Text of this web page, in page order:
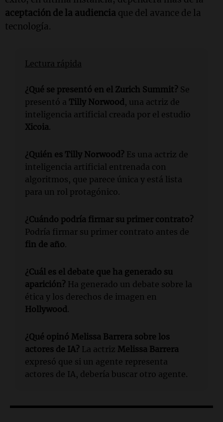
aceptación de la audiencia que del avance de la
tecnología.
Lectura rápida
¿Qué se presentó en el Zurich Summit? Se
presentó a Tilly Norwood , una actriz de
inteligencia artificial creada por el estudio
Xicoia.
¿Quién es Tilly Norwood? Es una actriz de
inteligencia artificial entrenada con
algoritmos, que parece única y está lista
para un rol protagónico.
¿Cuándo podría firmar su primer contrato?
Podría firmar su primer contrato antes de
fin de año.
¿Cuál es el debate que ha generado su
aparición? Ha generado un debate sobre la
ética y los derechos de imagen en
Hollywood .
¿Qué opinó Melissa Barrera sobre los
actores de IA? La actriz Melissa Barrera
expresó que si un agente representa
actores de IA, debería buscar otro agente.